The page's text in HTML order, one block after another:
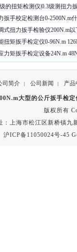
的扭矩检测仪|0.3级测扭力
扳手校定检测台0-2500N.m
式扭力扳手检验仪200N.m
扭矩扳手检定仪0-96N.m
力矩扳手检定设备24N.m
司简介 | 公司新闻 | 产品
大型的公斤扳手检
版权所有
：上海市松江区新桥镇九
沪ICP备11050024号-45